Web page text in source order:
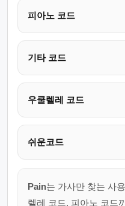
피아노 코드
기타 코드
우쿨렐레 코드
쉬운코드
Pain는 가사만 찾는 사
렐레 코드, 피아노 코드